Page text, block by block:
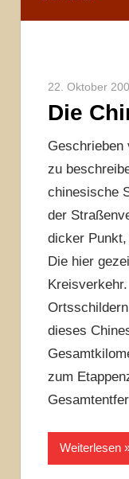
22. Oktober
Die
Geschrieben
zu
chinesische
der
dicker
Die hier
dieses
zum
Weiterlesen